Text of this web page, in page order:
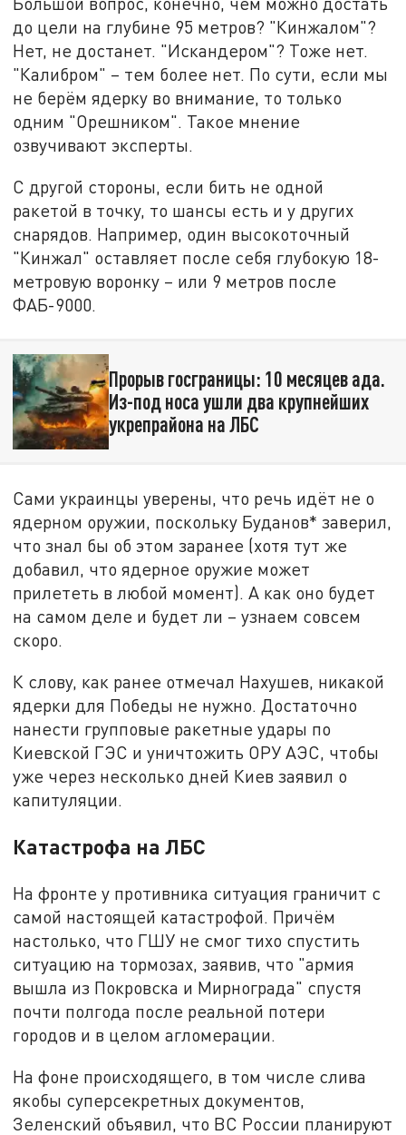
до цели на глубине 95 метров? "Кинжалом"?
Нет, не достанет. "Искандером"? Тоже нет.
"Калибром" – тем более нет. По сути, если мы
не берём ядерку во внимание, то только
одним "Орешником". Такое мнение
озвучивают эксперты.
С другой стороны, если бить не одной
ракетой в точку, то шансы есть и у других
снарядов. Например, один высокоточный
"Кинжал" оставляет после себя глубокую 18-
метровую воронку – или 9 метров после
ФАБ-9000.
Прорыв госграницы: 10 месяцев ада.
Из-под носа ушли два крупнейших
укрепрайона на ЛБС
Сами украинцы уверены, что речь идёт не о
ядерном оружии, поскольку Буданов* заверил,
что знал бы об этом заранее (хотя тут же
добавил, что ядерное оружие может
прилететь в любой момент). А как оно будет
на самом деле и будет ли – узнаем совсем
скоро.
К слову, как ранее отмечал Нахушев, никакой
ядерки для Победы не нужно. Достаточно
нанести групповые ракетные удары по
Киевской ГЭС и уничтожить ОРУ АЭС, чтобы
уже через несколько дней Киев заявил о
капитуляции.
Катастрофа на ЛБС
На фронте у противника ситуация граничит с
самой настоящей катастрофой. Причём
настолько, что ГШУ не смог тихо спустить
ситуацию на тормозах, заявив, что "армия
вышла из Покровска и Мирнограда" спустя
почти полгода после реальной потери
городов и в целом агломерации.
На фоне происходящего, в том числе слива
якобы суперсекретных документов,
Зеленский объявил, что ВС России планируют